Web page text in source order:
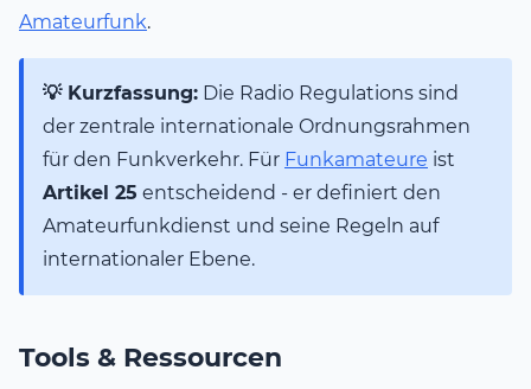
Amateurfunk.
💡 Kurzfassung: Die Radio Regulations sind
der zentrale internationale Ordnungsrahmen
für den Funkverkehr. Für Funkamateure ist
Artikel 25 entscheidend - er definiert den
Amateurfunkdienst und seine Regeln auf
internationaler Ebene.
Tools & Ressourcen